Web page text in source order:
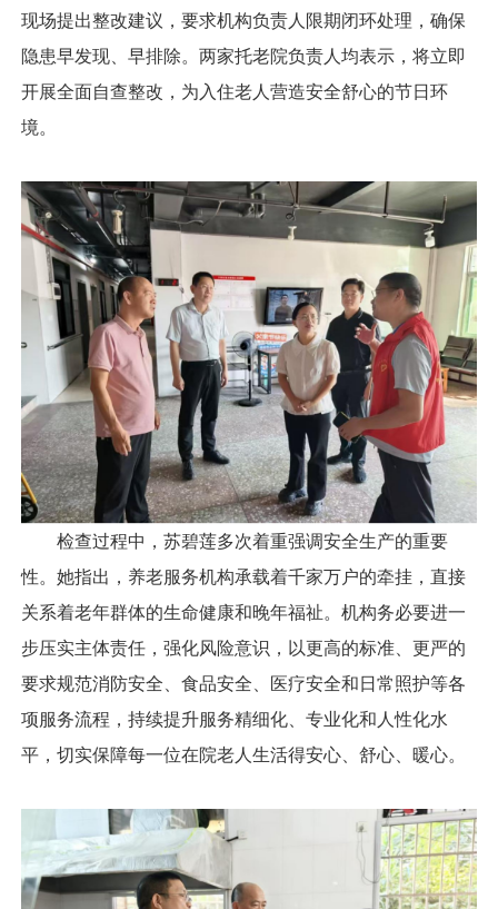
现场提出整改建议，要求机构负责人限期闭环处理，确保
隐患早发现、早排除。两家托老院负责人均表示，将立即
开展全面自查整改，为入住老人营造安全舒心的节日环
境。
检查过程中，苏碧莲多次着重强调安全生产的重要
性。她指出，养老服务机构承载着千家万户的牵挂，直接
关系着老年群体的生命健康和晚年福祉。机构务必要进一
步压实主体责任，强化风险意识，以更高的标准、更严的
要求规范消防安全、食品安全、医疗安全和日常照护等各
项服务流程，持续提升服务精细化、专业化和人性化水
平，切实保障每一位在院老人生活得安心、舒心、暖心。